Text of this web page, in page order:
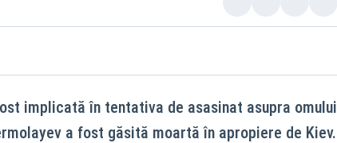
implicată în tentativa de asasinat asupra omului
a fost găsită moartă în apropiere de Kiev.